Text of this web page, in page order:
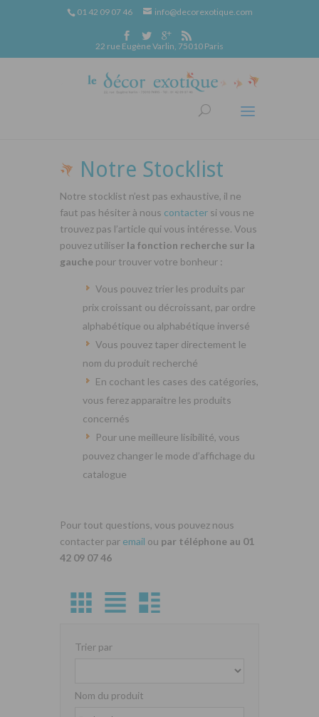
01 42 09 07 46 info@decorexotique.com
22 rue Eugène Varlin, 75010 Paris
Notre Stocklist
Notre stocklist n’est pas exhaustive, il ne
faut pas hésiter à nous contacter si vous ne
trouvez pas l’article qui vous intéresse. Vous
pouvez utiliser la fonction recherche sur la
gauche pour trouver votre bonheur :
Vous pouvez trier les produits par
prix croissant ou décroissant, par ordre
alphabétique ou alphabétique inversé
Vous pouvez taper directement le
nom du produit recherché
En cochant les cases des catégories,
vous ferez apparaitre les produits
concernés
Pour une meilleure lisibilité, vous
pouvez changer le mode d’affichage du
catalogue
Pour tout questions, vous pouvez nous
contacter par email ou par téléphone au 01
42 09 07 46
Trier par
Nom du produit